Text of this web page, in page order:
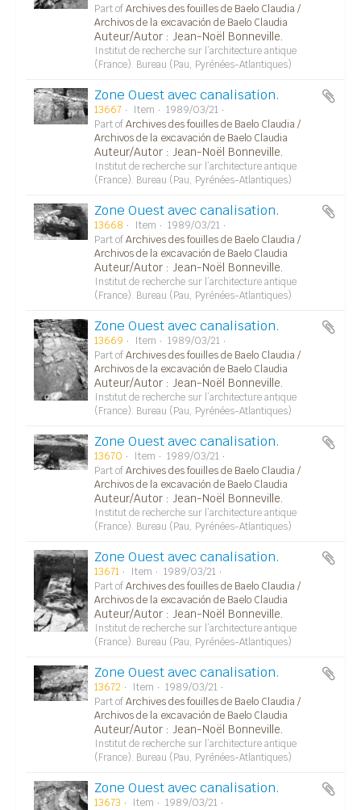
Part ofArchives des fouilles de Baelo Claudia /
Archivos de la excavación de Baelo Claudia
Auteur/Autor : Jean-Noël Bonneville.
Institut de recherche sur l’architecture antique
(France). Bureau (Pau, Pyrénées-Atlantiques)
Zone Ouest avec canalisation.
13667 Item
1989/03/21
Part ofArchives des fouilles de Baelo Claudia /
Archivos de la excavación de Baelo Claudia
Auteur/Autor : Jean-Noël Bonneville.
Institut de recherche sur l’architecture antique
(France). Bureau (Pau, Pyrénées-Atlantiques)
Zone Ouest avec canalisation.
13668 Item
1989/03/21
Part ofArchives des fouilles de Baelo Claudia /
Archivos de la excavación de Baelo Claudia
Auteur/Autor : Jean-Noël Bonneville.
Institut de recherche sur l’architecture antique
(France). Bureau (Pau, Pyrénées-Atlantiques)
Zone Ouest avec canalisation.
13669 Item
1989/03/21
Part ofArchives des fouilles de Baelo Claudia /
Archivos de la excavación de Baelo Claudia
Auteur/Autor : Jean-Noël Bonneville.
Institut de recherche sur l’architecture antique
(France). Bureau (Pau, Pyrénées-Atlantiques)
Zone Ouest avec canalisation.
13670 Item
1989/03/21
Part ofArchives des fouilles de Baelo Claudia /
Archivos de la excavación de Baelo Claudia
Auteur/Autor : Jean-Noël Bonneville.
Institut de recherche sur l’architecture antique
(France). Bureau (Pau, Pyrénées-Atlantiques)
Zone Ouest avec canalisation.
13671 Item
1989/03/21
Part ofArchives des fouilles de Baelo Claudia /
Archivos de la excavación de Baelo Claudia
Auteur/Autor : Jean-Noël Bonneville.
Institut de recherche sur l’architecture antique
(France). Bureau (Pau, Pyrénées-Atlantiques)
Zone Ouest avec canalisation.
13672 Item
1989/03/21
Part ofArchives des fouilles de Baelo Claudia /
Archivos de la excavación de Baelo Claudia
Auteur/Autor : Jean-Noël Bonneville.
Institut de recherche sur l’architecture antique
(France). Bureau (Pau, Pyrénées-Atlantiques)
Zone Ouest avec canalisation.
13673 Item
1989/03/21